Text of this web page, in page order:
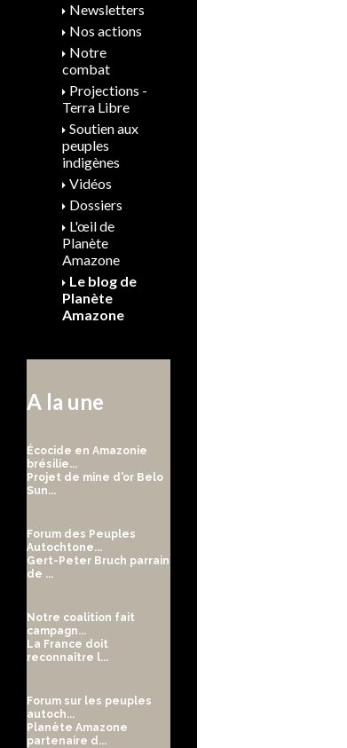
Newsletters
Nos actions
Notre
combat
Projections -
Terra Libre
Soutien aux
peuples
indigènes
Vidéos
Dossiers
L'œil de
Planète
Amazone
Le blog de
Planète
Amazone
A la une
Écocide en Amazonie
brésilie...
Projet de mine d'or Belo
Sun...
Forum des Peuples
Autochtone...
Gert-Peter Bruch parrain
de ...
Notre coalition fait
campagn...
La France doit
reconnaître l...
Forum sur les peuples
autoch...
Planète Amazone
partenaire d...